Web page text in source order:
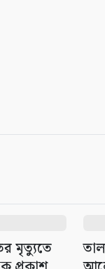
মৃত্যুতে